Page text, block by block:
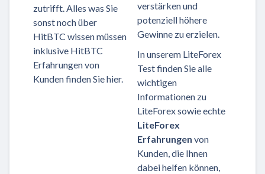
zutrifft. Alles was Sie
sonst noch über
HitBTC wissen müssen
inklusive HitBTC
Erfahrungen von
Kunden finden Sie hier.
verstärken und
potenziell höhere
Gewinne zu erzielen.
In unserem LiteForex
Test finden Sie alle
wichtigen
Informationen zu
LiteForex sowie echte
LiteForex
Erfahrungen von
Kunden, die Ihnen
dabei helfen können,